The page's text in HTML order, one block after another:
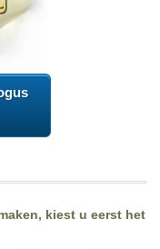
kiest u eerst het